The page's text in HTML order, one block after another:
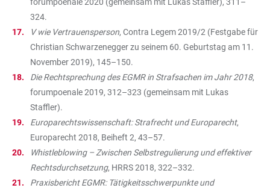
324.
V wie Vertrauensperson, Contra Legem 2019/2 (Festgabe für
Christian Schwarzenegger zu seinem 60. Geburtstag am 11.
November 2019), 145–150.
Die Rechtsprechung des EGMR in Strafsachen im Jahr 2018,
forumpoenale 2019, 312–323 (gemeinsam mit Lukas
Staffler).
Europarechtswissenschaft: Strafrecht und Europarecht,
Europarecht 2018, Beiheft 2, 43–57.
Whistleblowing – Zwischen Selbstregulierung und effektiver
Rechtsdurchsetzung, HRRS 2018, 322–332.
Praxisbericht EGMR: Tätigkeitsschwerpunkte und